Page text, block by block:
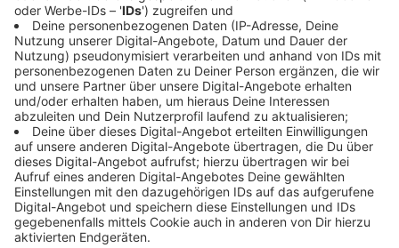
Der ursprüngliche Geschäftsführer wird per
Haftbefehl gesucht und ist untergetaucht – dem
neuen Chef bleibt jetzt offenbar nichts anderes übrig,
als Insolvenz anzumelden. Das Geschäft in den
bestehenden Aachener-Filialen soll weiter laufen. Was
mit den übernommenen Kaufhof-Filialen, also auch mit
der bei uns in der Wiesdorfer Fußgängerzone, passiert,
das kann keiner sagen. Vom Unternehmen heißt es:
"Für die noch nicht eröffneten Filialen werden die
Möglichkeiten einer ggf. zeitnahen Eröffnung geprüft."
Darüber hinaus heißt es, der vorläufige